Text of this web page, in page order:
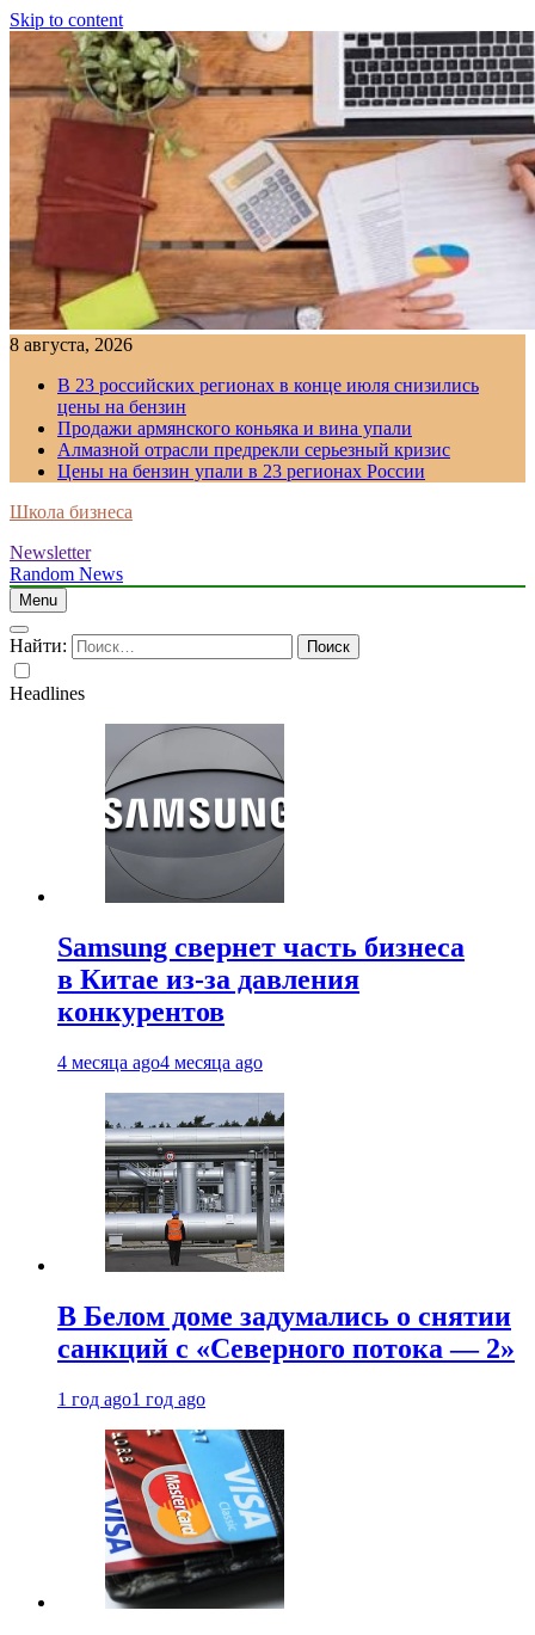
Skip to content
8 августа, 2026
В 23 российских регионах в конце июля снизились
цены на бензин
Продажи армянского коньяка и вина упали
Алмазной отрасли предрекли серьезный кризис
Цены на бензин упали в 23 регионах России
Школа бизнеса
Newsletter
Random News
Menu
Найти:
Headlines
Samsung свернет часть бизнеса
в Китае из-за давления
конкурентов
4 месяца ago4 месяца ago
В Белом доме задумались о снятии
санкций с «Северного потока — 2»
1 год ago1 год ago